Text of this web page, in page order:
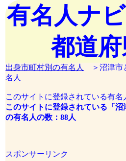
有名人ナ
都道
出身市町村別の有名人
＞沼津市
名人
このサイトに登録されている有名
このサイトに登録されている「
の有名人の数：88人
スポンサーリンク